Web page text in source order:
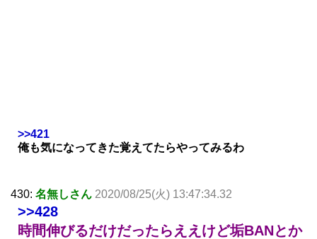
>>421
俺も気になってきた覚えてたらやってみるわ
430: 名無しさん 2020/08/25(火) 13:47:34.32
>>428
時間伸びるだけだったらええけど垢BANとか